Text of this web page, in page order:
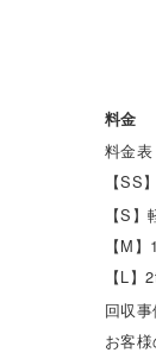
料金
料金表
【SS
【S
【M
【L
回収事
お客